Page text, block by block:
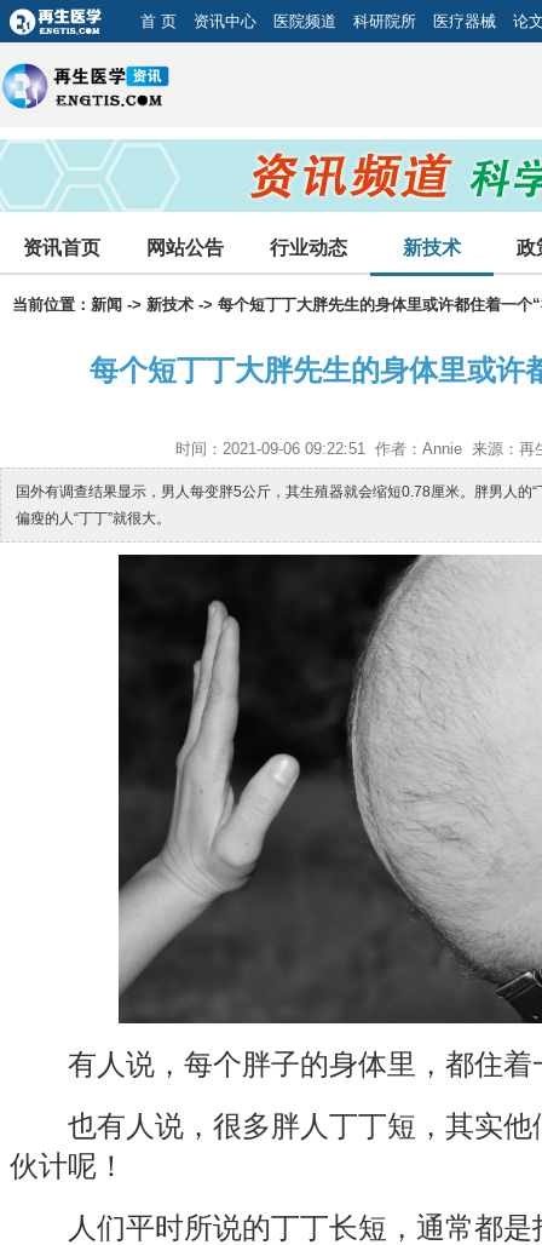
首 页 资讯中心 医院频道 科研院所 医疗器械 论
资讯首页 网站公告 行业动态 新技术 政
当前位置： 新闻 -> 新技术 -> 每个短丁丁大胖先生的身体里或许都住着一个
每个短丁丁大胖先生的身体里或许
时间：2021-09-06 09:22:51 作者：Annie 来源：再
国外有调查结果显示，男人每变胖5公斤，其生殖器就会缩短0.78厘米。胖男人的
偏瘦的人“丁丁”就很大。
有人说，每个胖子的身体里，都住着
也有人说，很多胖人丁丁短，其实他
伙计呢！
人们平时所说的丁丁长短，通常都是